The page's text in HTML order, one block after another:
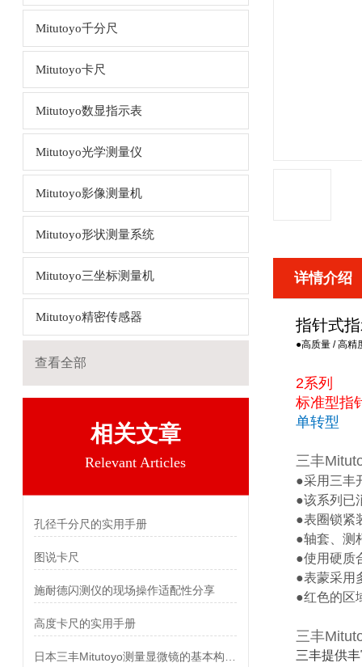
Mitutoyo千分尺
Mitutoyo卡尺
Mitutoyo数显指示表
Mitutoyo光学测量仪
Mitutoyo影像测量机
Mitutoyo形状测量系统
Mitutoyo三坐标测量机
Mitutoyo精密传感器
查看全部
相关文章
Relevant Articles
孔径千分尺的实用手册
图说卡尺
施耐德闪测仪的现场操作适配性分享
高度卡尺的实用手册
详情介绍
指针式
●高质量 / 高精
2系列
标准型指
单转型
三丰
●采用三丰
●该系列已
●表圈锁紧
●轴套、测
●使用硬质
●表蒙采用
●红色的区
三丰
三丰提供